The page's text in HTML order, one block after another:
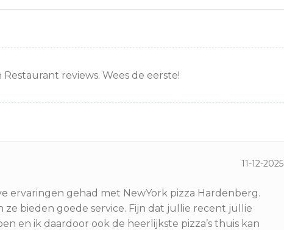
reviews. Wees de eerste!
11-12-2025
ervaringen gehad met NewYork pizza Hardenberg.
ze bieden goede service. Fijn dat jullie recent jullie
en ik daardoor ook de heerlijkste pizza’s thuis kan